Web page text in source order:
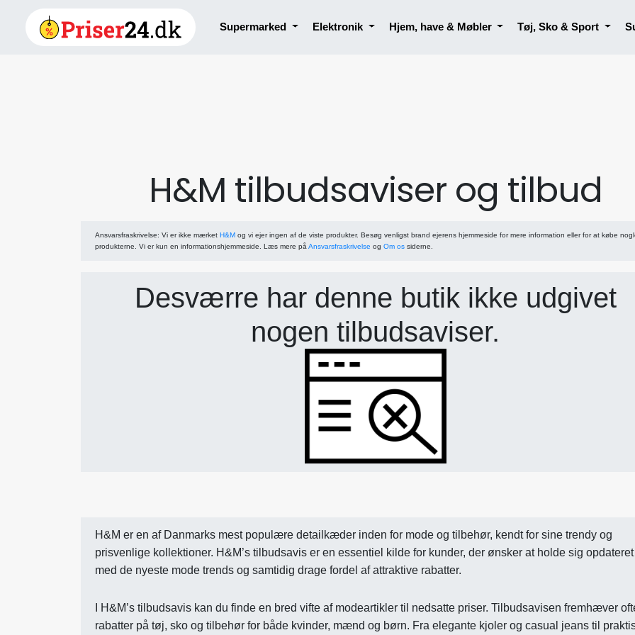
Supermarked Elektronik Hjem, have & Møbler Tøj, Sko & Sport
H&M tilbudsaviser og tilbud
Ansvarsfraskrivelse: Vi er ikke mærket H&M og vi ejer ingen af de viste produkter. Besøg venligst brand ejerens hjemmeside for mere information eller for at købe
produkterne. Vi er kun en informationshjemmeside. Læs mere på Ansvarsfraskrivelse og Om os siderne.
Desværre har denne butik ikke udgivet
nogen tilbudsaviser.
H&M er en af Danmarks mest populære detailkæder inden for mode og tilbehør, kendt for sine trendy og
prisvenlige kollektioner. H&M’s tilbudsavis er en essentiel kilde for kunder, der ønsker at holde sig opdateret
med de nyeste mode trends og samtidig drage fordel af attraktive rabatter.
I H&M’s tilbudsavis kan du finde en bred vifte af modeartikler til nedsatte priser. Tilbudsavisen fremhæver
rabatter på tøj, sko og tilbehør for både kvinder, mænd og børn. Fra elegante kjoler og casual jeans til